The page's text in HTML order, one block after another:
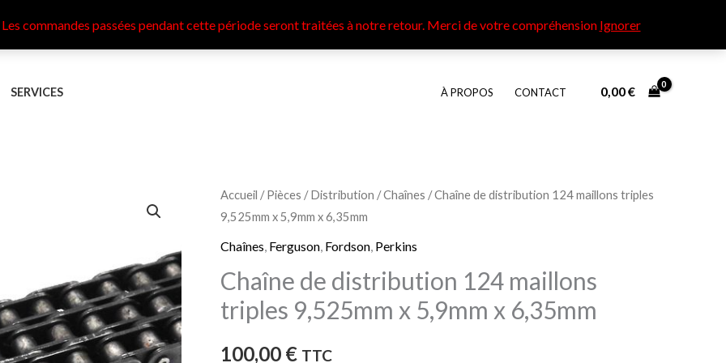
commandes passées pendant cette période seront traitées à notre retour​. Merci de votre compréhension Ignorer
SERVICES À PROPOS CONTACT 0,00€
Accueil /Pièces /Distribution /Chaînes / Chaîne de distribution 124 maillons triples
9,525mm x 5,9mm x 6,35mm
Chaînes Ferguson Fordson Perkins
Chaîne de distribution 124 maillons
triples 9,525mm x 5,9mm x 6,35mm
100,00 € TTC
quantité
de
Chaîne
distribution
124
triples